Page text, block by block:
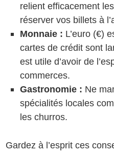
relient efficacement
réserver vos billets à
Monnaie : L’euro (€)
cartes de crédit sont
est utile d’avoir de
commerces.
Gastronomie : Ne
spécialités locales
les churros.
Gardez à l’esprit ces